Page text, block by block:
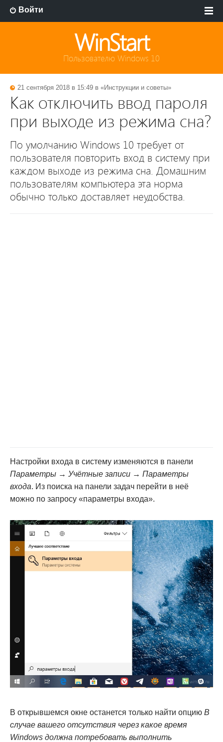
Войти
WinStart
Пользователю Windows 10
21 сентября 2018 в 15:49 в «Инструкции и советы»
Как отключить ввод пароля
при выходе из режима сна?
По умолчанию Windows 10 требует от
пользователя повторить вход в систему при
каждом выходе из режима сна. Домашним
пользователям компьютера эта норма
обычно только доставляет неудобства.
Настройки входа в систему изменяются в панели
Параметры → Учётные записи → Параметры
входа. Из поиска на панели задач перейти в неё
можно по запросу «параметры входа».
В открывшемся окне останется только найти опцию В
случае вашего отсутствия через какое время
Windows должна потребовать выполнить